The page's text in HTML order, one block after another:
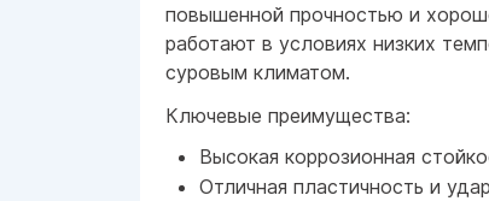
повышенной прочностью и
работают в условиях низких
суровым климатом.
Ключевые преимущества:
Высокая коррозионная
Отличная пластичность и